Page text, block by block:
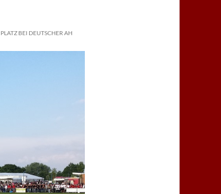
BEI DEUTSCHER AH